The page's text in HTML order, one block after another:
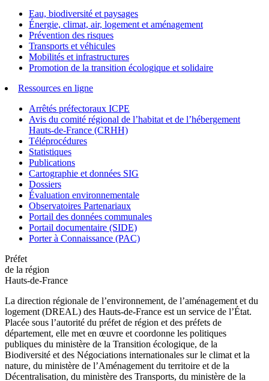
Eau, biodiversité et paysages
Énergie, climat, air, logement et aménagement
Prévention des risques
Transports et véhicules
Mobilités et infrastructures
Promotion de la transition écologique et solidaire
Ressources en ligne
Arrêtés préfectoraux ICPE
Avis du comité régional de l’habitat et de l’hébergement
Hauts-de-France (CRHH)
Téléprocédures
Statistiques
Publications
Cartographie et données SIG
Dossiers
Évaluation environnementale
Observatoires Partenariaux
Portail des données communales
Portail documentaire (SIDE)
Porter à Connaissance (PAC)
Préfet
de la région
Hauts-de-France
La direction régionale de l’environnement, de l’aménagement et du
logement (DREAL) des Hauts-de-France est un service de l’État.
Placée sous l’autorité du préfet de région et des préfets de
département, elle met en œuvre et coordonne les politiques
publiques du ministère de la Transition écologique, de la
Biodiversité et des Négociations internationales sur le climat et la
nature, du ministère de l’Aménagement du territoire et de la
Décentralisation, du ministère des Transports, du ministère de la